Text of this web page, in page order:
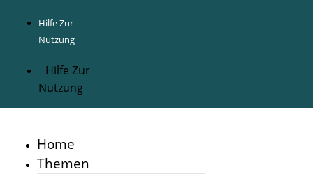
springenHilfe Zur
Nutzung
Hilfe Zur
Nutzung
Home
Themen